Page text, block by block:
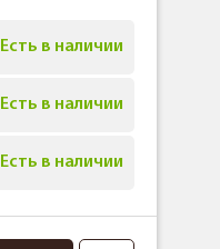
Есть в наличии
Есть в наличии
Есть в наличии